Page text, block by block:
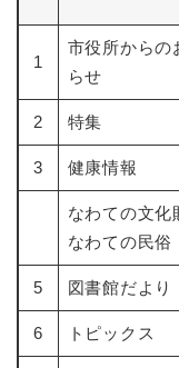
1
市役所からの
らせ
2 特集
3 健康情報
なわての文化
なわての民俗
5 図書館だより
6 トピックス